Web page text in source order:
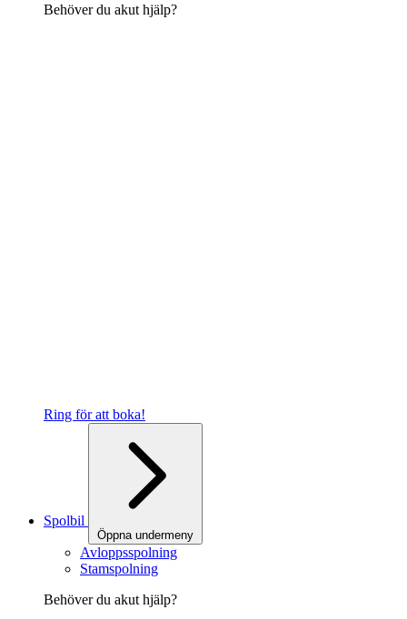
Behöver du akut hjälp?
Ring för att boka!
Spolbil
Öppna undermeny
Avloppsspolning
Stamspolning
Behöver du akut hjälp?